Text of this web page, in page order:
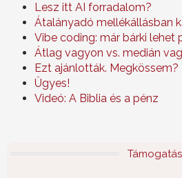
Lesz itt AI forradalom?
Átalányadó mellékállásban
Vibe coding: már bárki lehet
Átlag vagyon vs. medián
Ezt ajánlották. Megkössem?
Ügyes!
Videó: A Biblia és a pénz
Támogatás